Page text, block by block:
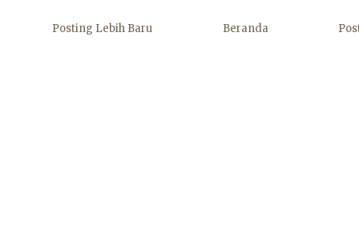
Posting Lebih Baru Beranda